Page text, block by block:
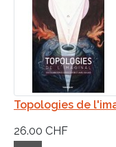
Topologies de
26.00 CHF